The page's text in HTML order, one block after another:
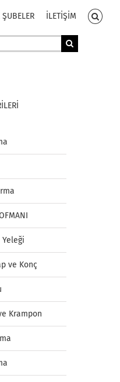
ŞUBELER İLETİŞİM
ve Konç
Krampon